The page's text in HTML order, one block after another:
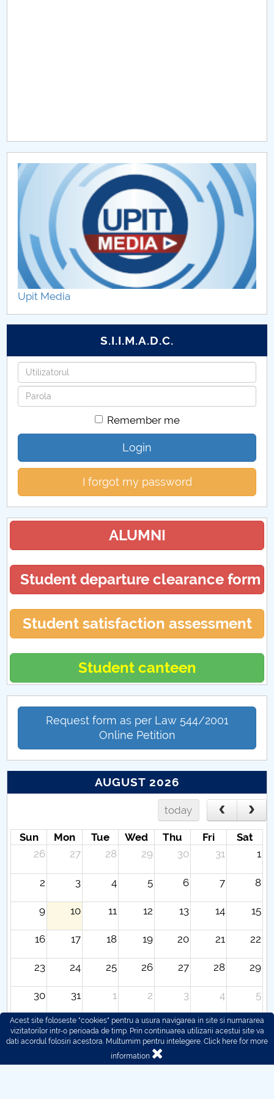
Chestionar angajabilitate ALUMNI – UPB
CAR2026
MENIU CANTINA
Management FTLIA
Admitere FTLIA
Departamentul Teologie
Departamentul Limbă și Literatură, Istorie și Arte
Department of Applied Foreign Languages
Doctoral School
Cercetare-Conferințe-Publicații
Evenimente2016
Anunțuri
Upit Media
S.I.I.M.A.D.C.
Username
Password
Remember me
Login
I forgot my password
ALUMNI
Student departure clearance form
Student satisfaction assessment
Student canteen
Request form as per Law 544/2001
Online Petition
AUGUST 2026
today
Sun Mon Tue Wed Thu Fri
Sat
26
27 28 29 30 31 1
2 3 4 5 6 7 8
9 10 11 12 13 14 15
16 17 18 19 20 21 22
23 24 25 26 27 28 29
30 31 1 2 3 4 5
Acest site foloseste "cookies" pentru a usura navigarea in site si numararea
vizitatorilor intr-o perioada de timp. Prin continuarea utilizarii acestui site va
dati acordul folosiri acestora. Multumim pentru intelegere. Click here for more
information